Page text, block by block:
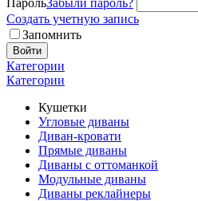
ПарольЗабыли пароль?
Создать учетную запись
Запомнить
Войти
Категории
Категории
Кушетки
Угловые диваны
Диван-кровати
Прямые диваны
Диваны с оттоманкой
Модульные диваны
Диваны реклайнеры